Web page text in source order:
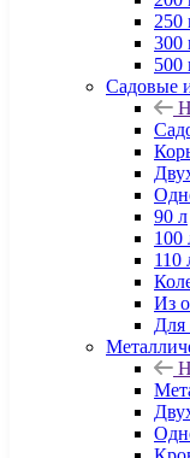
250
300
500
Садовые
90 л
100
110
Из
Для